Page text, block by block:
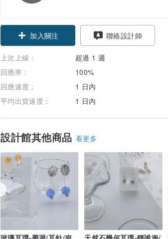
領優惠券
加入關注
聯絡設計師
上次上線：
超過 1 週
回應率：
100%
回應速度：
1 日內
平均出貨速度：
1 日內
設計館其他商品 看更多